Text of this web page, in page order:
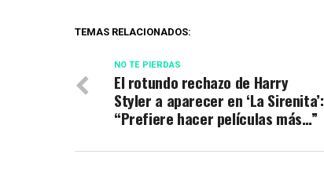
TEMAS RELACIONADOS:
NO TE PIERDAS
El rotundo rechazo de Harry
Styler a aparecer en ‘La Sirenita’:
“Prefiere hacer películas más…”